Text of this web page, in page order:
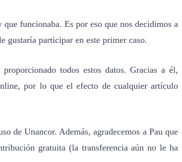
funcionaba. Es por eso que nos decidimos a
gustaría participar en este primer caso.
todos estos datos. Gracias a él,
por lo que el efecto de cualquier artículo
de Unancor. Además, agradecemos a Pau que
gratuita (la transferencia aún no le ha